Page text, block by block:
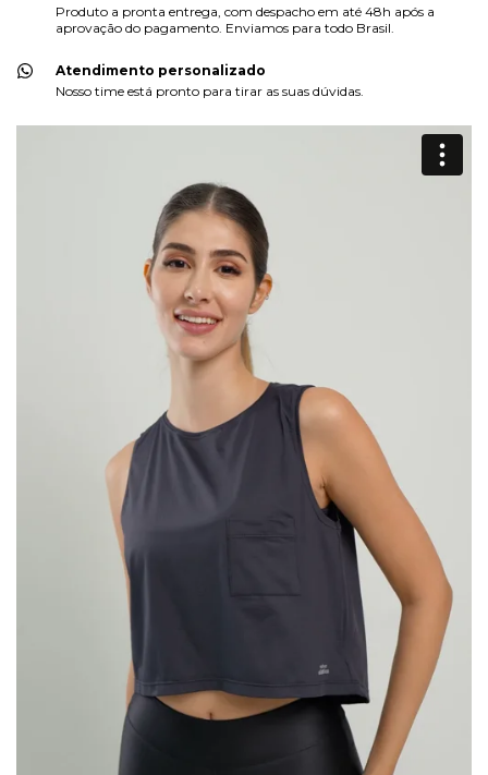
Produto a pronta entrega, com despacho em até 48h após a
aprovação do pagamento. Enviamos para todo Brasil.
Atendimento personalizado
Nosso time está pronto para tirar as suas dúvidas.